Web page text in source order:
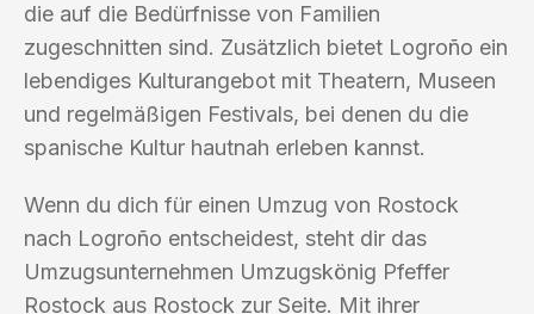
die auf die Bedürfnisse von Familien
zugeschnitten sind. Zusätzlich bietet Logroño ein
lebendiges Kulturangebot mit Theatern, Museen
und regelmäßigen Festivals, bei denen du die
spanische Kultur hautnah erleben kannst.
Wenn du dich für einen Umzug von Rostock
nach Logroño entscheidest, steht dir das
Umzugsunternehmen Umzugskönig Pfeffer
Rostock aus Rostock zur Seite. Mit ihrer